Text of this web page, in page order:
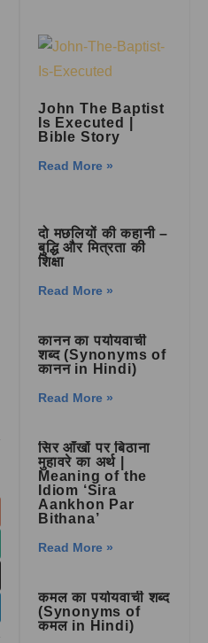
John The Baptist
Is Executed |
Bible Story
Read More »
दो मछलियों की कहानी –
बुद्धि और मित्रता की
शिक्षा
Read More »
कानन का पर्यायवाची
शब्द (Synonyms of
कानन in Hindi)
Read More »
सिर आँखों पर बिठाना
मुहावरे का अर्थ |
Meaning of the
Idiom ‘Sira
Aankhon Par
Bithana’
Read More »
कमल का पर्यायवाची शब्द
(Synonyms of
कमल in Hindi)